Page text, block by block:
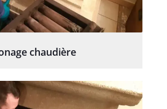
chaudière